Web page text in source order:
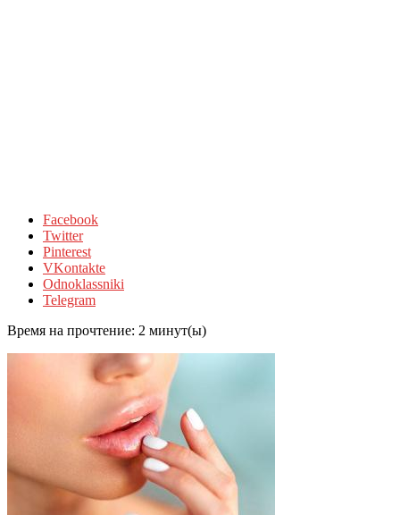
Facebook
Twitter
Pinterest
VKontakte
Odnoklassniki
Telegram
Время на прочтение: 2 минут(ы)